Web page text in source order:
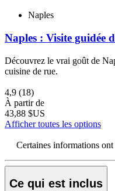
Naples
Naples : Visite guidée
Découvrez le vrai goût de
cuisine de rue.
4,9 (18)
À partir de
43,88 $US
Afficher toutes les options
Certaines informations
Ce qui est inclus